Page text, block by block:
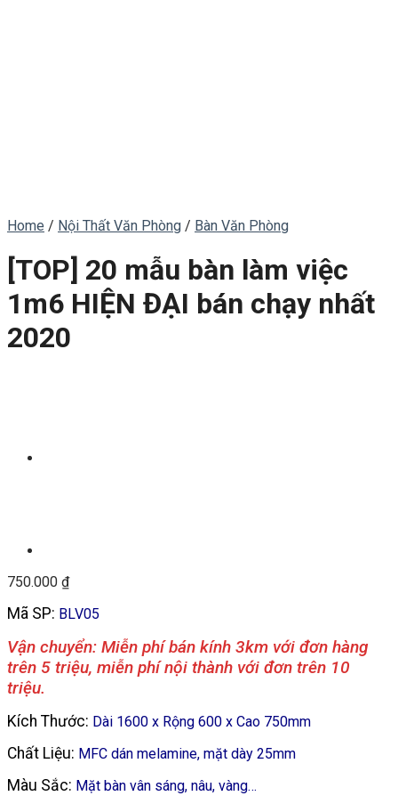
Home / Nội Thất Văn Phòng / Bàn Văn Phòng
[TOP] 20 mẫu bàn làm việc
1m6 HIỆN ĐẠI bán chạy nhất
2020
750.000 ₫
Mã SP: BLV05
Vận chuyển: Miễn phí bán kính 3km với đơn hàng
trên 5 triệu, miễn phí nội thành với đơn trên 10
triệu.
Kích Thước: Dài 1600 x Rộng 600 x Cao 750mm
Chất Liệu: MFC dán melamine, mặt dày 25mm
Màu Sắc: Mặt bàn vân sáng, nâu, vàng…